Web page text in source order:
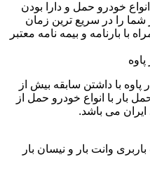
انواع خودرو حمل و دارا بودن
شما را در سریع ترین زمان
با بارنامه و بیمه نامه معتبر
پاوه با داشتن سابقه بیش از
بار با انواع خودرو حمل از
می باشد.
وانت بار و نیسان بار